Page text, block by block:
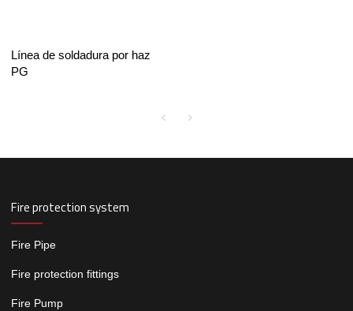
Línea de soldadura por haz
PG
Fire protection system
Fire Pipe
Fire protection fittings
Fire Pump